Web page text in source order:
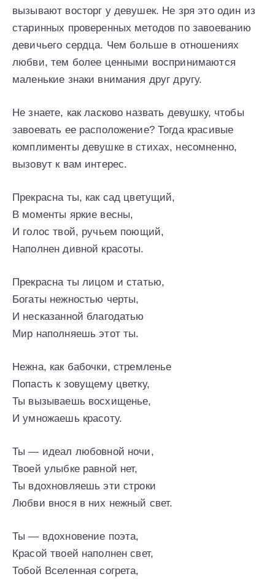
вызывают восторг у девушек. Не зря это один из
старинных проверенных методов по завоеванию
девичьего сердца. Чем больше в отношениях
любви, тем более ценными воспринимаются
маленькие знаки внимания друг другу.
Не знаете, как ласково назвать девушку, чтобы
завоевать ее расположение? Тогда красивые
комплименты девушке в стихах, несомненно,
вызовут к вам интерес.
Прекрасна ты, как сад цветущий,
В моменты яркие весны,
И голос твой, ручьем поющий,
Наполнен дивной красоты.
Прекрасна ты лицом и статью,
Богаты нежностью черты,
И несказанной благодатью
Мир наполняешь этот ты.
Нежна, как бабочки, стремленье
Попасть к зовущему цветку,
Ты вызываешь восхищенье,
И умножаешь красоту.
Ты — идеал любовной ночи,
Твоей улыбке равной нет,
Ты вдохновляешь эти строки
Любви внося в них нежный свет.
Ты — вдохновение поэта,
Красой твоей наполнен свет,
Тобой Вселенная согрета,